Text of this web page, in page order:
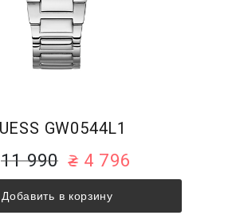
GW0544L1
11 990 4 796
Добавить в корзину